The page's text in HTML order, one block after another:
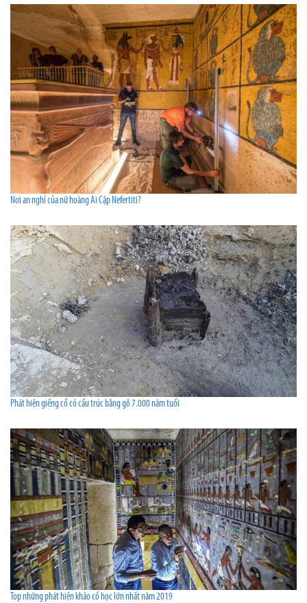
Nơi an nghỉ của nữ hoàng Ai Cập Nefertiti?
Phát hiện giếng cổ có cấu trúc bằng gỗ 7.000 năm tuổi
Top những phát hiện khảo cổ học lớn nhất năm 2019